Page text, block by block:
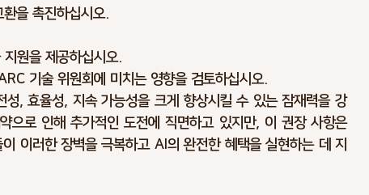
을 촉진하십시오.
원을 제공하십시오.
기술 위원회에 미치는 영향을 검토하십시오.
, 효율성, 지속 가능성을 크게 향상시킬 수 있는 잠재력을 강
로 인해 추가적인 도전에 직면하고 있지만, 이 권장 사항은
이러한 장벽을 극복하고 AI의 완전한 혜택을 실현하는 데 지